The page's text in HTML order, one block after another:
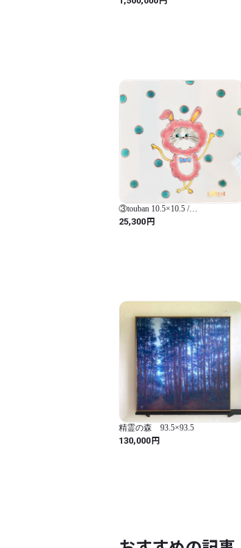
③touban 10.5×10.5 /
KASENNEKKO
25,300円
精霊の森 93.5×93.5
130,000円